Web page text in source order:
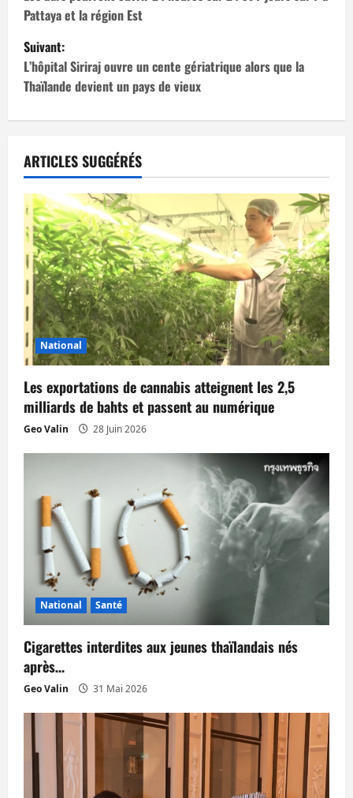
v
i
g
t
i
o
n
d
’
a
r
t
Pattaya et la région Est
Suivant:
L’hôpital Siriraj ouvre un cente gériatrique alors que la
Thaïlande devient un pays de vieux
ARTICLES SUGGÉRÉS
National
Les exportations de cannabis atteignent les 2,5
milliards de bahts et passent au numérique
Geo Valin 28 Juin 2026
National Santé
Cigarettes interdites aux jeunes thaïlandais nés
après…
Geo Valin 31 Mai 2026